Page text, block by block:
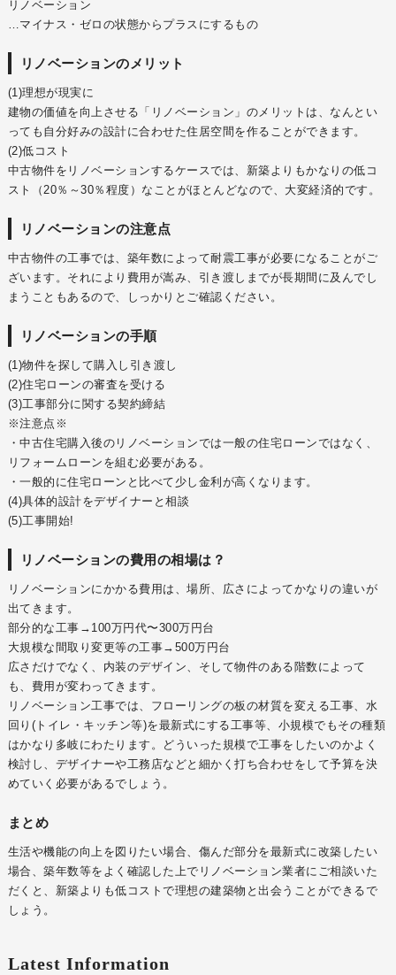
Latest Information
リノベーション
…マイナス・ゼロの状態からプラスにするもの
リノベーションのメリット
(1)理想が現実に
建物の価値を向上させる「リノベーション」のメリットは、なんとい
っても自分好みの設計に合わせた住居空間を作ることができます。
(2)低コスト
中古物件をリノベーションするケースでは、新築よりもかなりの低コ
スト（20％～30％程度）なことがほとんどなので、大変経済的です。
リノベーションの注意点
中古物件の工事では、築年数によって耐震工事が必要になることがご
ざいます。それにより費用が嵩み、引き渡しまでが長期間に及んでし
まうこともあるので、しっかりとご確認ください。
リノベーションの手順
(1)物件を探して購入し引き渡し
(2)住宅ローンの審査を受ける
(3)工事部分に関する契約締結
※注意点※
・中古住宅購入後のリノベーションでは一般の住宅ローンではなく、
リフォームローンを組む必要がある。
・一般的に住宅ローンと比べて少し金利が高くなります。
(4)具体的設計をデザイナーと相談
(5)工事開始!
リノベーションの費用の相場は？
リノベーションにかかる費用は、場所、広さによってかなりの違いが
出てきます。
部分的な工事→100万円代〜300万円台
大規模な間取り変更等の工事→500万円台
広さだけでなく、内装のデザイン、そして物件のある階数によって
も、費用が変わってきます。
リノベーション工事では、フローリングの板の材質を変える工事、水
回り(トイレ・キッチン等)を最新式にする工事等、小規模でもその種類
はかなり多岐にわたります。どういった規模で工事をしたいのかよく
検討し、デザイナーや工務店などと細かく打ち合わせをして予算を決
めていく必要があるでしょう。
まとめ
生活や機能の向上を図りたい場合、傷んだ部分を最新式に改築したい
場合、築年数等をよく確認した上でリノベーション業者にご相談いた
だくと、新築よりも低コストで理想の建築物と出会うことができるで
しょう。